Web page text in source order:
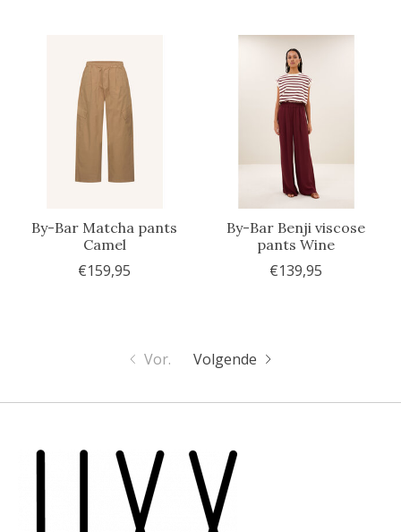
By-Bar Matcha pants
Camel
€159,95
By-Bar Benji viscose
pants Wine
€139,95
Vor. Volgende